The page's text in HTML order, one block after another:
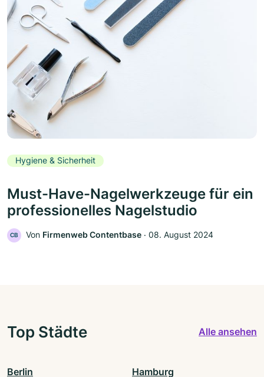
Hygiene & Sicherheit
Must-Have-Nagelwerkzeuge für ein
professionelles Nagelstudio
CB Von Firmenweb Contentbase ‧ 08. August 2024
Top Städte Alle ansehen
Berlin Hamburg